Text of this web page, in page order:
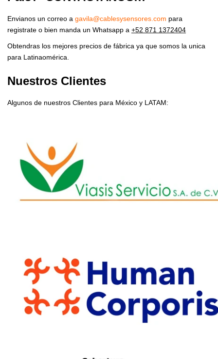
Envianos un correo a gavila@cablesysensores.com para
registrate o bien manda un Whatsapp a +52 871 1372404
Obtendras los mejores precios de fábrica ya que somos la unica
para Latinaomérica.
Nuestros Clientes
Algunos de nuestros Clientes para México y LATAM: